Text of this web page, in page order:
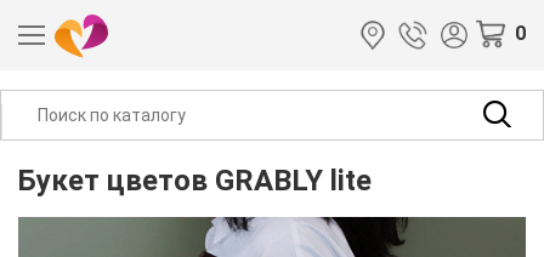
0
Букет цветов GRABLY lite